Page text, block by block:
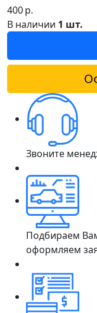
400р.
В наличии 1 шт.
Звоните
Подбираем
оформляем